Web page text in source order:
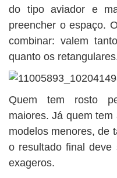
do tipo aviador e
preencher o espaço.
combinar: valem
quanto os
Quem tem rosto
maiores. Já quem
modelos menores, de
o resultado final deve
exageros.